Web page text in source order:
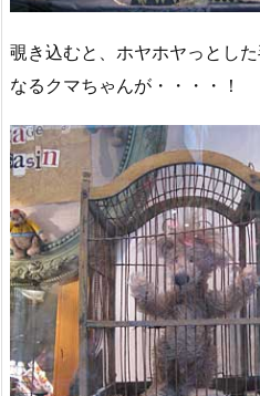
覗き込むと、ホヤホヤっとし
なるクマちゃんが・・・・！